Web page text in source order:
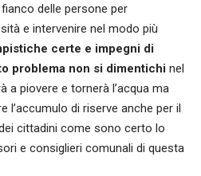
delle persone per
e intervenire nel modo più
certe e impegni di
problema non si dimentichi nel
a piovere e tornerà l’acqua ma
l’accumulo di riserve anche per il
cittadini come sono certo lo
e consiglieri comunali di questa